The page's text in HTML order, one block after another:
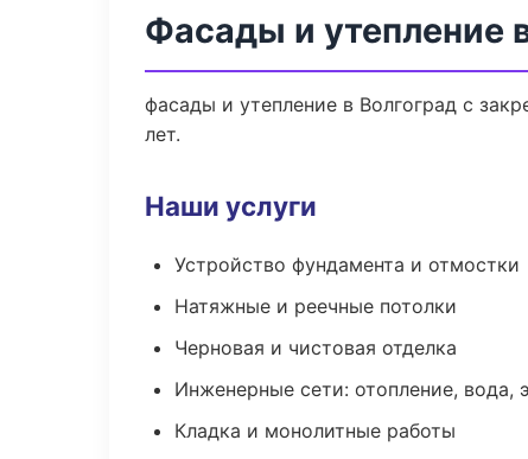
Фасады и утепление
фасады и утепление в Волгоград с
лет.
Наши услуги
Устройство фундамента и отмостки
Натяжные и реечные потолки
Черновая и чистовая отделка
Инженерные сети: отопление, вода,
Кладка и монолитные работы